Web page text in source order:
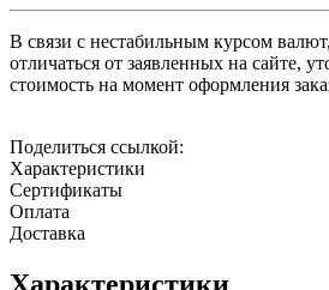
В связи с нестабильным курсом
отличаться от заявленных на сайте,
стоимость на момент оформления
Поделиться ссылкой:
Характеристики
Сертификаты
Оплата
Доставка
Характеристики